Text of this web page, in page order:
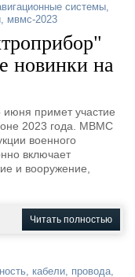
системы,
, мвмс-2023
новинки на
примет участие
2023 года. МВМС
военного
включает
и вооружение,
Читать полностью
, кабели, провода,